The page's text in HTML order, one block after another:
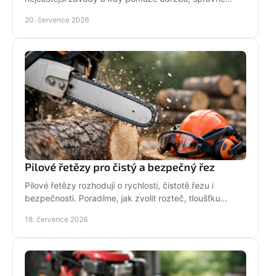
20. července 2026
Pilové řetězy pro čistý a bezpečný řez
Pilové řetězy rozhodují o rychlosti, čistotě řezu i
bezpečnosti. Poradíme, jak zvolit rozteč, tloušťku
18. července 2026